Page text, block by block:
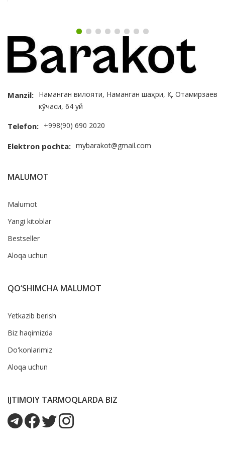
Manzil: Наманган вилояти, Наманган шаҳри, Қ. Отамирзаев
кўчаси, 64 уй
Telefon: +998(90) 690 2020
Elektron pochta: mybarakot@gmail.com
MALUMOT
Malumot
Yangi kitoblar
Bestseller
Aloqa uchun
QO‘SHIMCHA MALUMOT
Yetkazib berish
Biz haqimizda
Do'konlarimiz
Aloqa uchun
IJTIMOIY TARMOQLARDA BIZ